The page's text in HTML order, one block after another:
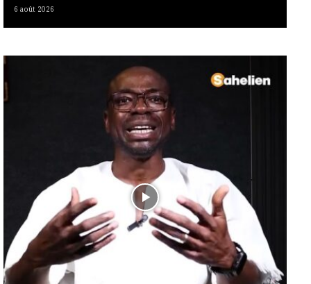
6 août 2026